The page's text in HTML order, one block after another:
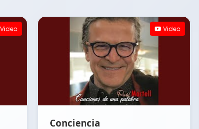
Video Video
Conciencia